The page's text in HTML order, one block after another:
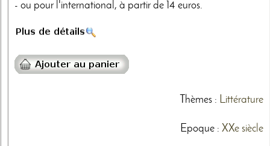
- ou pour l'international, à partir de 14 euros.
Thèmes: Littérature
Epoque : XXe siècle